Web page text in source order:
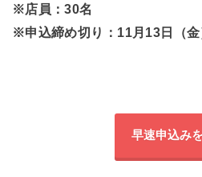
※店員：30名
※申込締め切り：11月13日（
早速申込み